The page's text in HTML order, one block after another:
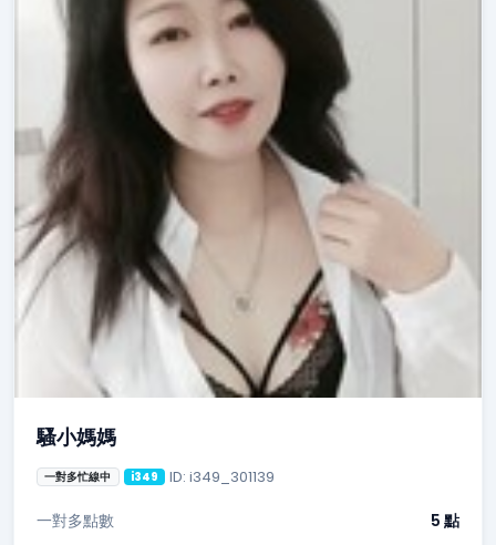
騷小媽媽
一對多忙線中 i349 ID: i349_301139
一對多點數 5 點